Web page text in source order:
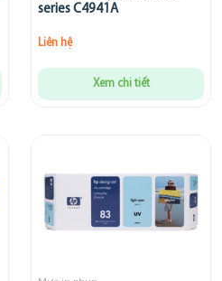
series C4941A
Liên hệ
Xem chi tiết